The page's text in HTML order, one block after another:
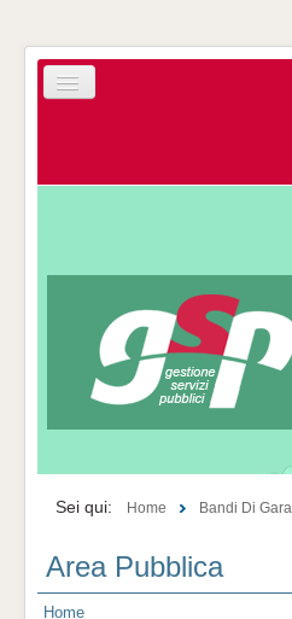
Contatti
Sei qui: Home Bandi Di Gara
Area Pubblica
Home